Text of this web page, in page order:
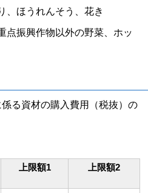
、ほうれんそう、花き
点振興作物以外の野菜、ホッ
る資材の購入費用（税抜）の
上限額1 上限額2